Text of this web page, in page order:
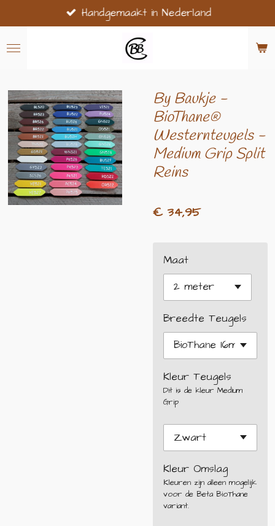
direct
naar
Handgemaakt in Nederland
By Baukje -
BioThane®
Westernteugels -
Medium Grip Split
Reins
€ 34,95
Maat
Breedte Teugels
Kleur Teugels
Dit is de kleur Medium
Grip
Kleur Omslag
Kleuren zijn alleen mogelijk
voor de Beta BioThane
variant.